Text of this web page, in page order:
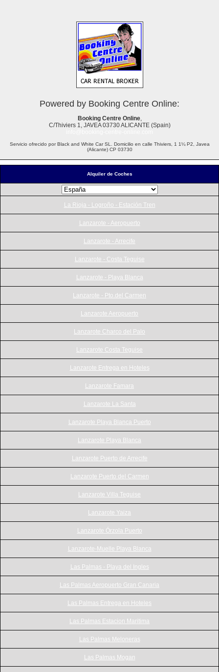
Alquiler de Coches
La Rioja - Logroño - Estación Tren
Lanzarote - Aeropuerto
Lanzarote - Arrecife
Lanzarote - Costa Teguise
Lanzarote - Playa Blanca
Lanzarote - Pto.del Carmen
Lanzarote Aeropuerto
Lanzarote Charco del Palo
Lanzarote Costa Teguise
Lanzarote Entrega en Hoteles
Lanzarote Famara
Lanzarote La Santa
Lanzarote Playa Blanca Puerto
Lanzarote Playa Blanca
Lanzarote Puerto de Arrecife
Lanzarote Puerto del Carmen
Lanzarote Villa Teguise
Lanzarote Yaiza
Lanzarote Órzola Puerto
Lanzarote-Muelle Playa Blanca
Las Palmas - Playa del Ingles
Las Palmas Aeropuerto Gran Canaria
Las Palmas Entrega en Hoteles
Las Palmas Estacion Maritima
Las Palmas Meloneras
Las Palmas Mogan
Powered by Booking Centre Online:
Booking Centre Online,
C/Thiviers 1, JAVEA 03730 ALICANTE (Spain)
Servicio ofrecido por Black and White Car SL. Domicilio en calle Thiviers, 1 1¼ P2, Javea
(Alicante) CP 03730